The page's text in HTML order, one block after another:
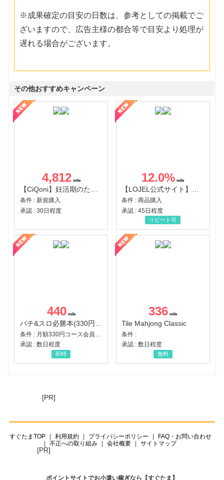
※成果確定の目安の日数は、参考としての掲載でご
ざいますので、広告主様の都合等で目安より処理が
遅れる場合がございます。
その他おすすめキャンペーン
4,812
【CiQoni】妊活期のための葉酸サプリ
条件 : 新規購入
承認 : 30日程度
12.0%
【LOJEL公式サイト】スーツケース・バッグ
条件 : 商品購入
承認 : 45日程度
リピート可
440
承認 : 数日程度
即時
336
Tile Mahjong Classic
条件 :
承認 : 数日程度
無料
[PR]
すぐたまTOP 利用規約 プライバシーポリシー
FAQ・お問い合わせ
不正への取り組み
会社概要 サイトマップ
[PR]
ポイントサイトでお小遣い稼ぎなら【すぐたま】